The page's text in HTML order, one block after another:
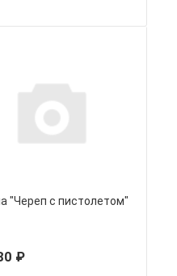
"Череп с пистолетом"
₽